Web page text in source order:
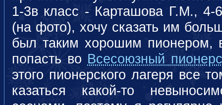
1-3в класс - Карташова Г.М.,
(на фото), хочу сказать им
был таким хорошим пионером,
попасть во Всесоюзный
этого пионерского лагеря все
казаться какой-то